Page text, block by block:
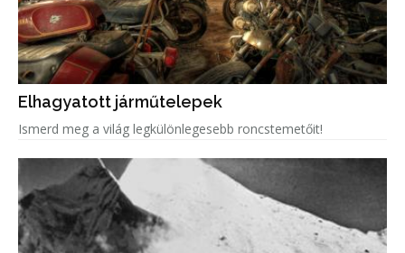
Elhagyatott járműtelepek
Ismerd meg a világ legkülönlegesebb roncstemetőit!